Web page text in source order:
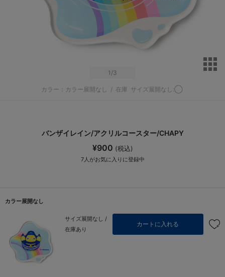
1 /3
カラー：カラー展開なし / 在庫 サイズ展開なし:◯
バンザイレイン/アクリルコースター/CHAPY
¥900 (税込)
7人がお気に入りに登録中
カラー展開なし
サイズ展開なし /
在庫あり
カートに入れる